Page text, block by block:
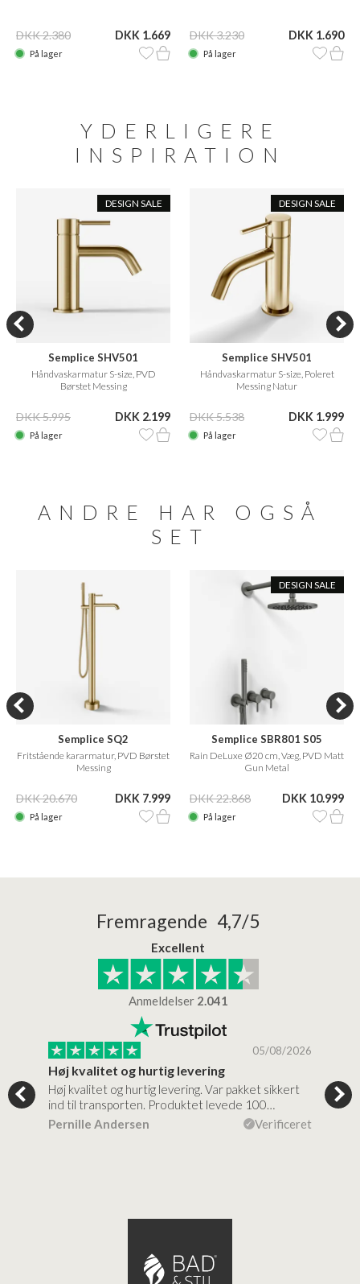
DKK 2.380 DKK 1.669
På lager
DKK 3.230 DKK 1.690
På lager
YDERLIGERE
INSPIRATION
DESIGN SALE
Semplice SHV501
Håndvaskarmatur S-size, PVD
Børstet Messing
DKK 5.995 DKK 2.199
På lager
DESIGN SALE
Semplice SHV501
Håndvaskarmatur S-size, Poleret
Messing Natur
DKK 5.538 DKK 1.999
På lager
ANDRE HAR OGSÅ
SET
Semplice SQ2
Fritstående kararmatur, PVD Børstet
Messing
DKK 20.670 DKK 7.999
På lager
DESIGN SALE
Semplice SBR801 S05
Rain DeLuxe Ø20 cm, Væg, PVD Matt
Gun Metal
DKK 22.868 DKK 10.999
På lager
Fremragende 4,7/5
Excellent
Anmeldelser 2.041
05/08/2026
Høj kvalitet og hurtig levering
Høj kvalitet og hurtig levering. Var pakket sikkert
ind til transporten. Produktet levede 100…
Pernille Andersen
Verificeret